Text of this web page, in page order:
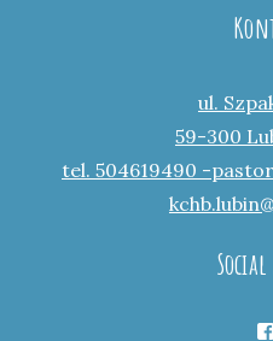
ul.
59-300
tel. 504619490 -